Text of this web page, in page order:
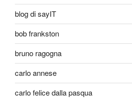
blog di sayIT
bob frankston
bruno ragogna
carlo annese
carlo felice dalla pasqua